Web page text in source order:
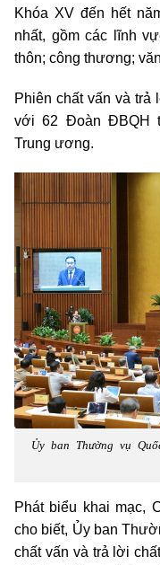
Khóa XV đến hết
nhất, gồm các lĩnh
thôn; công thương;
Phiên chất vấn và
với 62 Đoàn ĐBQH
Trung ương.
Ủy ban Thường vụ
Phát biểu khai mạc,
cho biết, Ủy ban
chất vấn và trả lời